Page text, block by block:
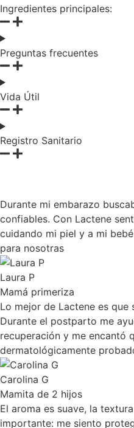
Ingredientes principales:
Preguntas frecuentes
Vida Útil
Registro Sanitario
Durante mi embarazo
confiables. Con Lactene
cuidando mi piel y a mi
para nosotras
Laura P
Mamá primeriza
Lo mejor de Lactene es que
Durante el postparto me
recuperación y me encantó
dermatológicamente
Carolina G
Mamita de 2 hijos
El aroma es suave, la
importante: me siento